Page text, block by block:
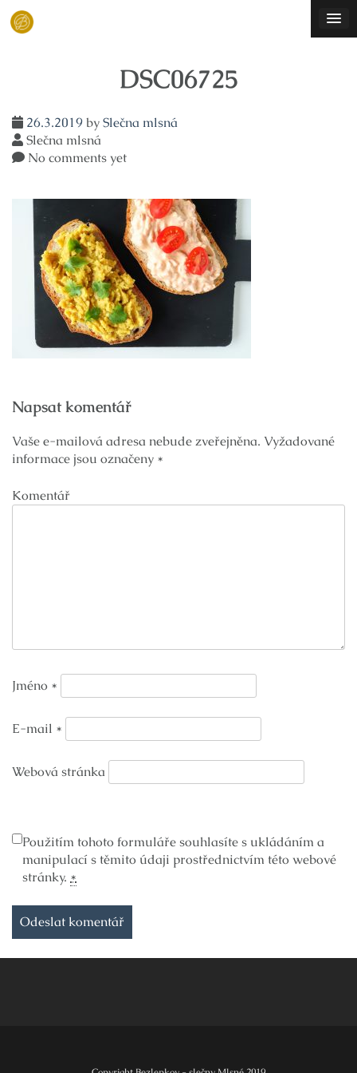
Skip
DSC06725
26.3.2019bySlečna mlsná
Slečna mlsná
No comments yet
pro
příspěvek
Napsat komentář
Vaše e-mailová adresa nebude zveřejněna. Vyžadované
informace jsou označeny *
Komentář
Jméno *
E-mail *
Webová stránka
Použitím tohoto formuláře souhlasíte s ukládáním a
manipulací s těmito údaji prostřednictvím této webové
stránky. *